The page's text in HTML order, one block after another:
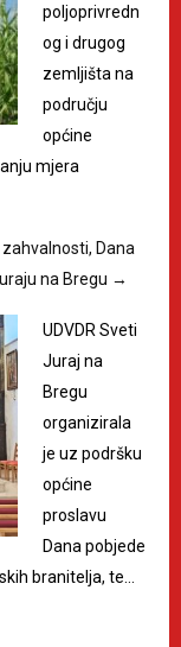
poljoprivredn
og i drugog
zemljišta na
području
općine
mjera
Dana
na Bregu →
UDVDR Sveti
Juraj na
Bregu
organizirala
je uz podršku
općine
proslavu
Dana pobjede
branitelja, te…